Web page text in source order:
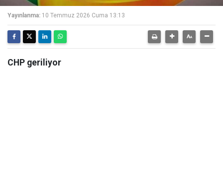
Yayınlanma: 10 Temmuz 2026 Cuma 13:13
CHP geriliyor